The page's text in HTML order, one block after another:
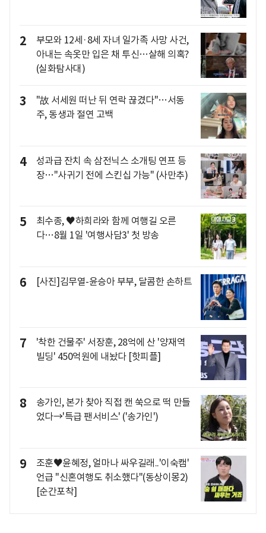
2
부모와 12세·8세 자녀 일가족 사망 사건,
아내는 속옷만 입은 채 투신…살해 의혹?
(실화탐사대)
3
"故 서세원 떠난 뒤 연락 끊겼다"…서동
주, 동생과 절연 고백
4
성과급 잔치 속 삼전닉스 소개팅 연프 등
장…"사귀기 전에 스킨십 가능" (사만추)
5
최수종, ♥하희라와 함께 여행길 오른
다…8월 1일 '여행사담3' 첫 방송
6 [사진]김무열-윤승아 부부, 달콤한 손하트
7
'착한 건물주' 서장훈, 28억에 산 '양재역
빌딩' 450억원에 내놨다 [핫피플]
8
송가인, 본가 찾아 직접 캔 쑥으로 떡 만들
었다→'특급 팬서비스' ('송가인')
9
조훈♥윤혜정, 얼마나 싸우길래..'이숙캠'
언급 "신혼여행도 취소했다"(동상이몽2)
[순간포착]